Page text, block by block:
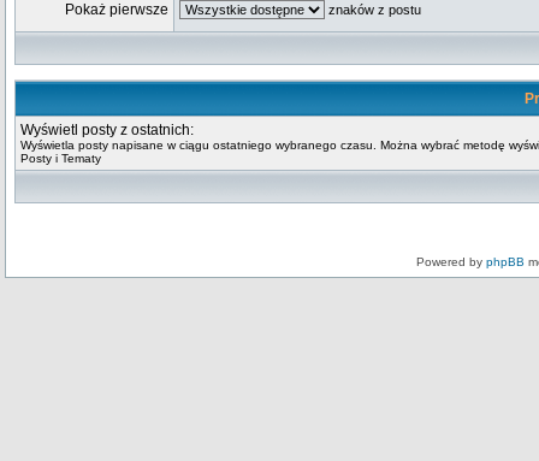
Pokaż pierwsze znaków z postu
Wyświetl posty z ostatnich:
Wyświetla posty napisane w ciągu ostatniego wybranego czasu. Można wybrać metodę
Posty i Tematy
Powered by phpBB